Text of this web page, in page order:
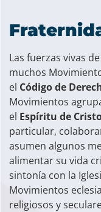
Las fuerzas vivas
muchos
el Código de
Movimientos
el Espíritu de
particular,
asumen algunos
alimentar su vida
sintonía con la
Movimientos
religiosos y